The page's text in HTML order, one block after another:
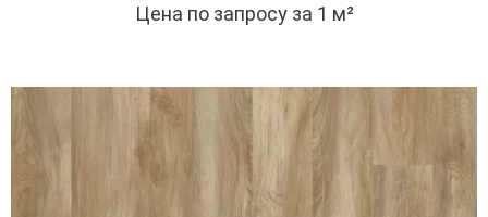
Цена по запросу за 1 м²